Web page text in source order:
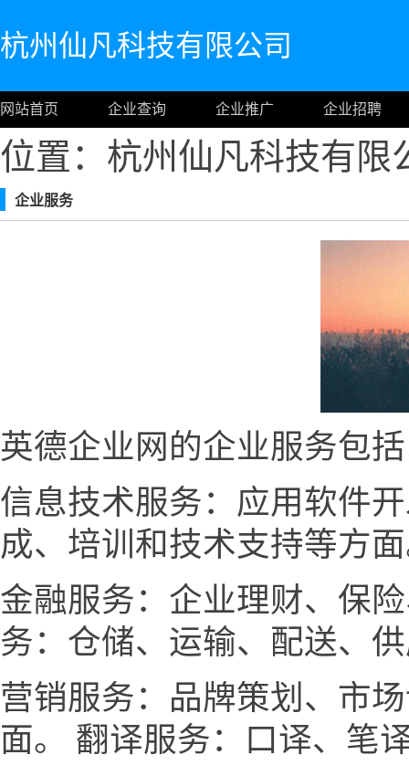
杭州仙凡科技有限公司
网站首页 企业查询 企业推广 企业招聘
位置：杭州仙凡科技有限
企业服务
英德企业网的企业服务包
信息技术服务：应用软件
成、培训和技术支持等方
金融服务：企业理财、保
务：仓储、运输、配送、
营销服务：品牌策划、市
面。 翻译服务：口译、笔